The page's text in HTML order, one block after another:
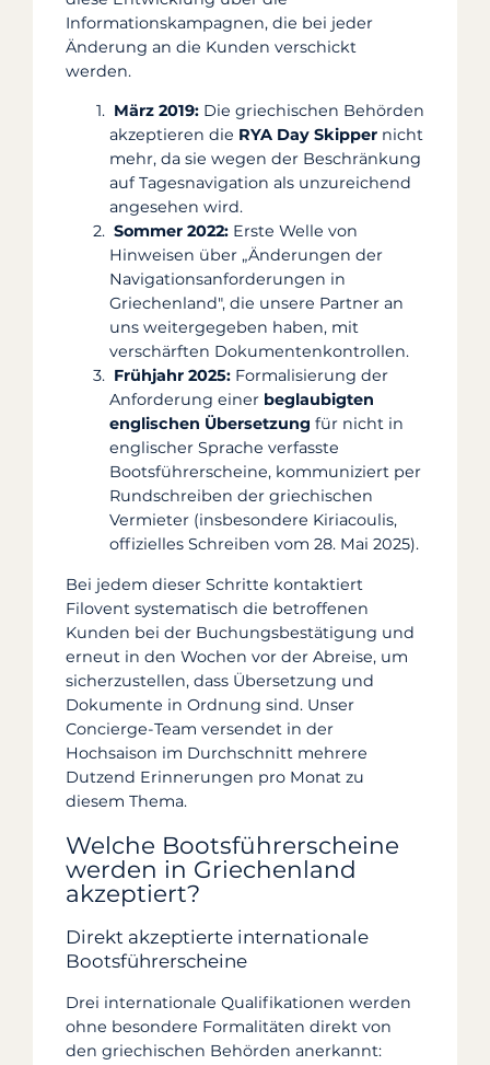
Informationskampagnen, die bei jeder
Änderung an die Kunden verschickt
werden.
März 2019: Die griechischen Behörden
akzeptieren die RYA Day Skipper nicht
mehr, da sie wegen der Beschränkung
auf Tagesnavigation als unzureichend
angesehen wird.
Sommer 2022: Erste Welle von
Hinweisen über „Änderungen der
Navigationsanforderungen in
Griechenland", die unsere Partner an
uns weitergegeben haben, mit
verschärften Dokumentenkontrollen.
Frühjahr 2025: Formalisierung der
Anforderung einer beglaubigten
englischen Übersetzung für nicht in
englischer Sprache verfasste
Bootsführerscheine, kommuniziert per
Rundschreiben der griechischen
Vermieter (insbesondere Kiriacoulis,
offizielles Schreiben vom 28. Mai 2025).
Bei jedem dieser Schritte kontaktiert
Filovent systematisch die betroffenen
Kunden bei der Buchungsbestätigung und
erneut in den Wochen vor der Abreise, um
sicherzustellen, dass Übersetzung und
Dokumente in Ordnung sind. Unser
Concierge-Team versendet in der
Hochsaison im Durchschnitt mehrere
Dutzend Erinnerungen pro Monat zu
diesem Thema.
Welche Bootsführerscheine
werden in Griechenland
akzeptiert?
Direkt akzeptierte internationale
Bootsführerscheine
Drei internationale Qualifikationen werden
ohne besondere Formalitäten direkt von
den griechischen Behörden anerkannt: